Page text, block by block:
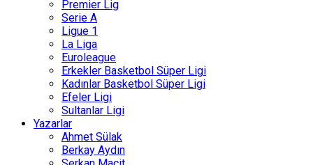
Premier Lig
Serie A
Ligue 1
La Liga
Euroleague
Erkekler Basketbol Süper Ligi
Kadınlar Basketbol Süper Ligi
Efeler Ligi
Sultanlar Ligi
Yazarlar
Ahmet Sülak
Berkay Aydın